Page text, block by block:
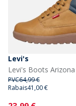
Levi's
PVC64,99 €
Rabais41,00 €